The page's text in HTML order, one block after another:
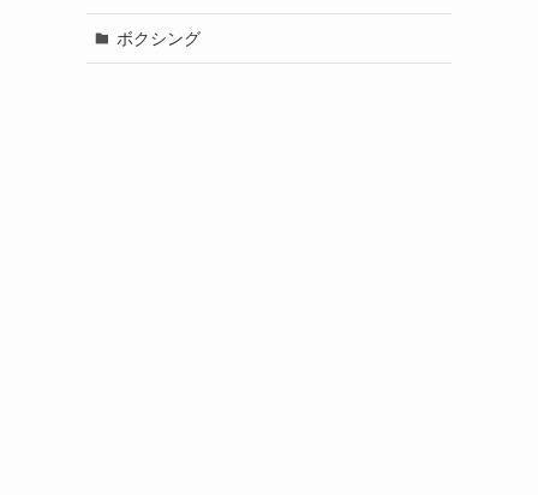
ボクシング